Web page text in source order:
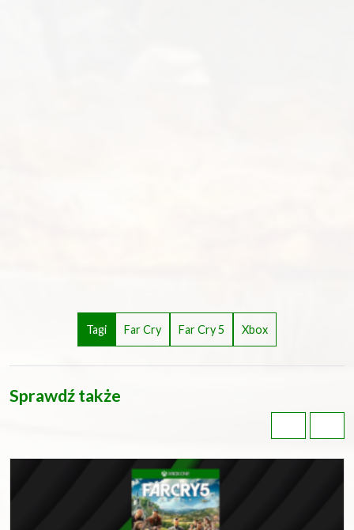
Tagi Far Cry Far Cry 5 Xbox
Sprawdź także